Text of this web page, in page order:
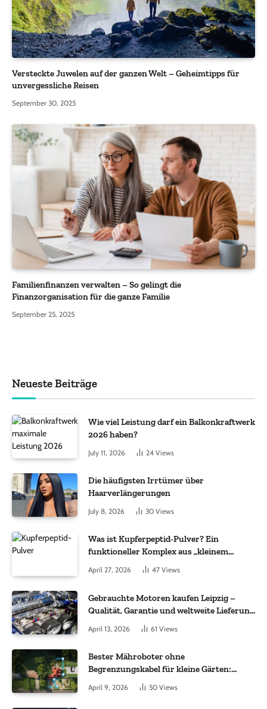
Versteckte Juwelen auf der ganzen Welt – Geheimtipps für
unvergessliche Reisen
September 30, 2025
Familienfinanzen verwalten – So gelingt die
Finanzorganisation für die ganze Familie
September 25, 2025
Neueste Beiträge
Wie viel Leistung darf ein Balkonkraftwerk
2026 haben?
July 11, 2026 24 Views
Die häufigsten Irrtümer über
Haarverlängerungen
July 8, 2026 30 Views
Was ist Kupferpeptid-Pulver? Ein
funktioneller Komplex aus „kleinem
Molekül + Metall“
April 27, 2026 47 Views
Gebrauchte Motoren kaufen Leipzig –
Qualität, Garantie und weltweite Lieferung
April 13, 2026 61 Views
Bester Mähroboter ohne
Begrenzungskabel für kleine Gärten:
Worauf es bei 200 bis 500 m² wirklich
ankommt
April 9, 2026 50 Views